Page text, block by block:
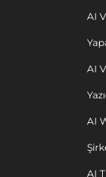
AI
AI
AI
AI